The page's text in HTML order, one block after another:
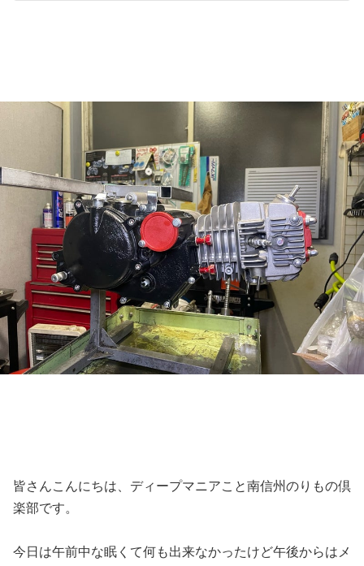
皆さんこんにちは、ディープマニアこと南信州のりもの倶
楽部です。
今日は午前中な眠くて何も出来なかったけど午後からはメ